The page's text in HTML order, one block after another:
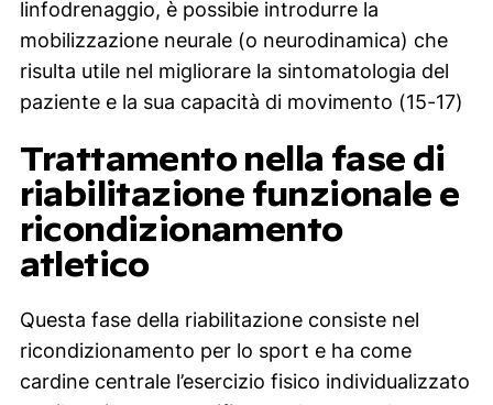
linfodrenaggio, è possibie introdurre la
mobilizzazione neurale (o neurodinamica) che
risulta utile nel migliorare la sintomatologia del
paziente e la sua capacità di movimento (15-17)
Trattamento nella fase di
riabilitazione funzionale e
ricondizionamento
atletico
Questa fase della riabilitazione consiste nel
ricondizionamento per lo sport e ha come
cardine centrale l’esercizio fisico individualizzato